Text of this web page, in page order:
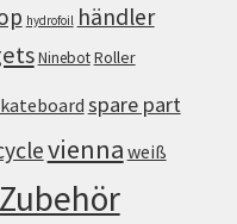
hydrofoil händler
NinebotRoller
spare part
vienna weiß
Zubehör